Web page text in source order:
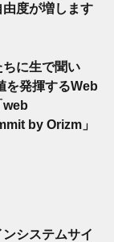
度が増します
ちに生で聞い
を発揮するWeb
web
by Orizm」
ンシステムサイ